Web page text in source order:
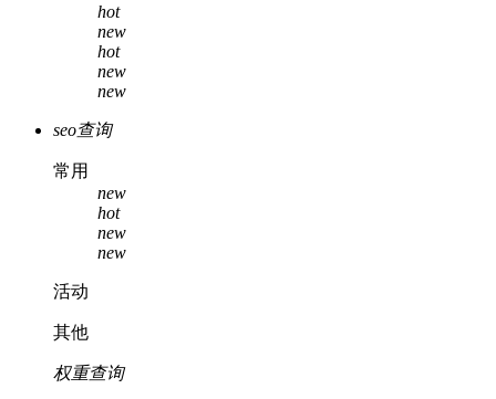
hot
new
hot
new
new
seo查询
常用
new
hot
new
new
活动
其他
权重查询